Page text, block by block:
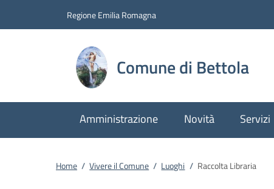
Regione Emilia Romagna
Comune di Bettola
Amministrazione Novità Servizi
Home / Vivere il Comune / Luoghi / Raccolta Libraria